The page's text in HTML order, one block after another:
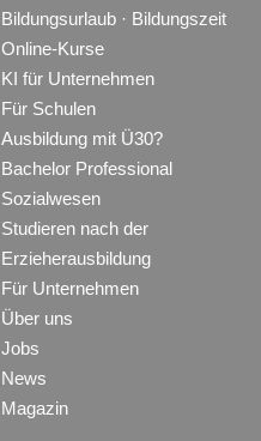
Bildungsurlaub · Bildungszeit
Online-Kurse
KI für Unternehmen
Für Schulen
Ausbildung mit Ü30?
Bachelor Professional
Sozialwesen
Studieren nach der
Erzieherausbildung
Für Unternehmen
Über uns
Jobs
News
Magazin